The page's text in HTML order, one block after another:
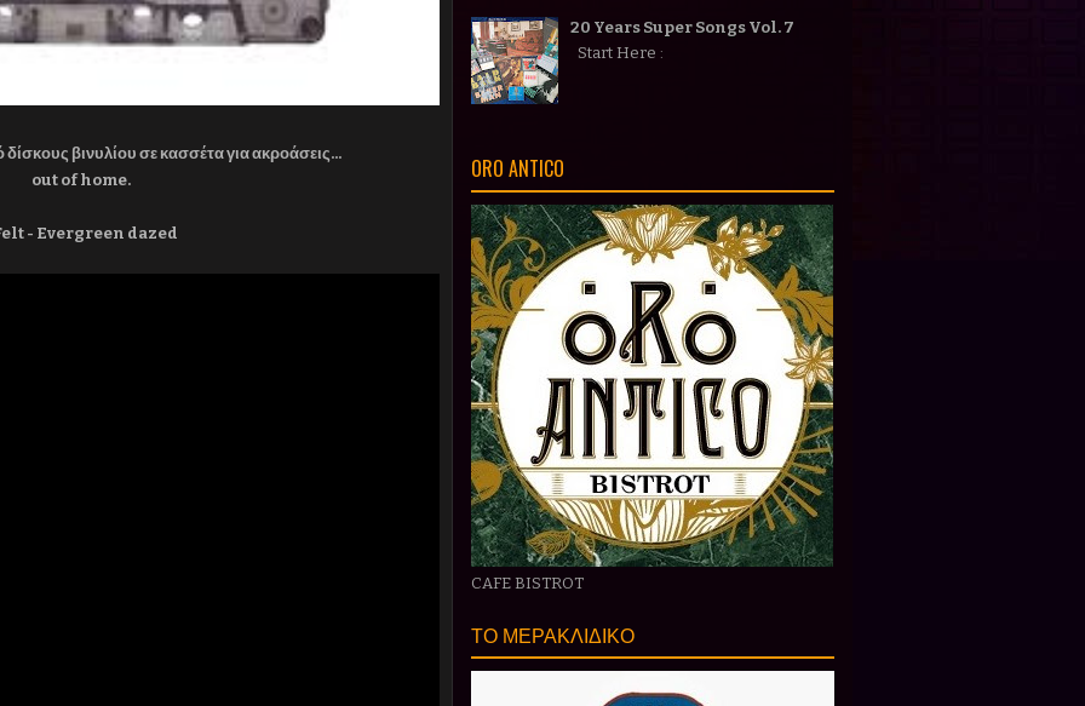
βινυλίου σε κασσέτα για ακροάσεις...
out of home.
- Evergreen dazed
20 Years Super Songs Vol. 7
Start Here :
ORO ANTICO
CAFE BISTROT
ΤΟ ΜΕΡΑΚΛΙΔΙΚΟ